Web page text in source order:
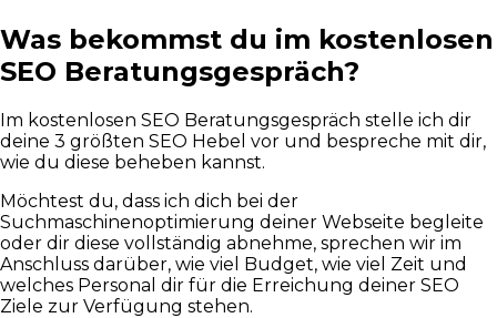
Was bekommst du im kostenlosen
SEO Beratungsgespräch?
Im kostenlosen SEO Beratungsgespräch stelle ich dir
deine 3 größten SEO Hebel vor und bespreche mit dir,
wie du diese beheben kannst.
Möchtest du, dass ich dich bei der
Suchmaschinenoptimierung deiner Webseite begleite
oder dir diese vollständig abnehme, sprechen wir im
Anschluss darüber, wie viel Budget, wie viel Zeit und
welches Personal dir für die Erreichung deiner SEO
Ziele zur Verfügung stehen.